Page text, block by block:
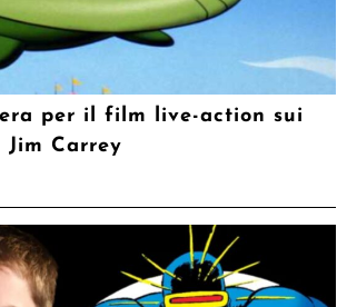
per il film live-action sui
Jim Carrey